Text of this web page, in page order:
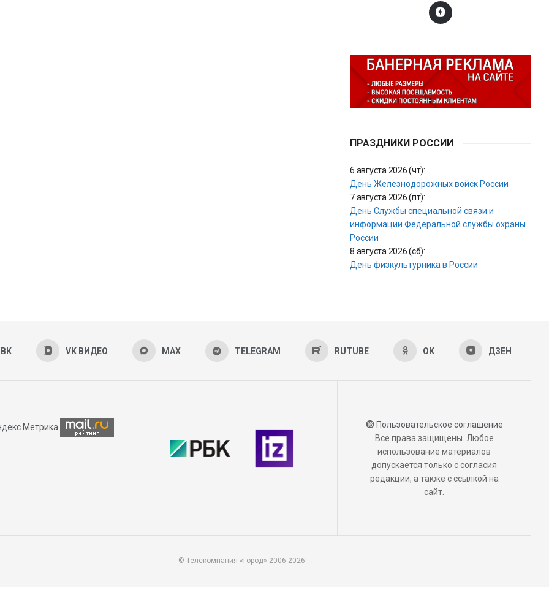
ПРАЗДНИКИ РОССИИ
6 августа 2026 (чт):
День Железнодорожных войск России
7 августа 2026 (пт):
День Службы специальной связи и
информации Федеральной службы охраны
России
8 августа 2026 (сб):
День физкультурника в России
ВК VK ВИДЕО MAX TELEGRAM RUTUBE ОК ДЗЕН
⓰Пользовательское соглашение
Все права защищены. Любое
использование материалов
допускается только с согласия
редакции, а также с ссылкой на
сайт.
© Телекомпания «Город» 2006-2026